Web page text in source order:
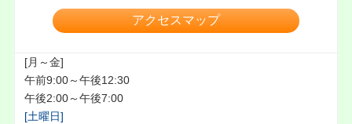
アクセスマップ
[月～金]
午前9:00～午後12:30
午後2:00～午後7:00
[土曜日]